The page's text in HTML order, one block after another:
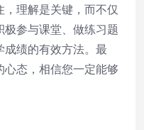
理解是关键，而不仅
参与课堂、做练习题
绩的有效方法。最
态，相信您一定能够